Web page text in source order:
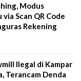
Modus
Scan QR Code
Rekening
Ilegal di Kampar
Terancam Denda